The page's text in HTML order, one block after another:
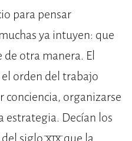
para pensar
ya intuyen: que
otra manera. El
orden del trabajo
conciencia, organizarse
estrategia. Decían los